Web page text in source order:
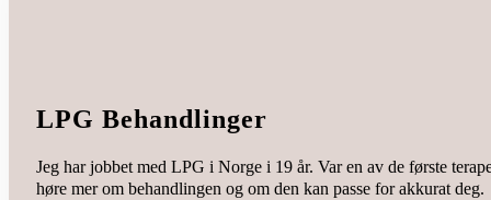
LPG Behandlinger
Jeg har jobbet med LPG i Norge i 19 år. Var en av de første
høre mer om behandlingen og om den kan passe for akkurat deg.